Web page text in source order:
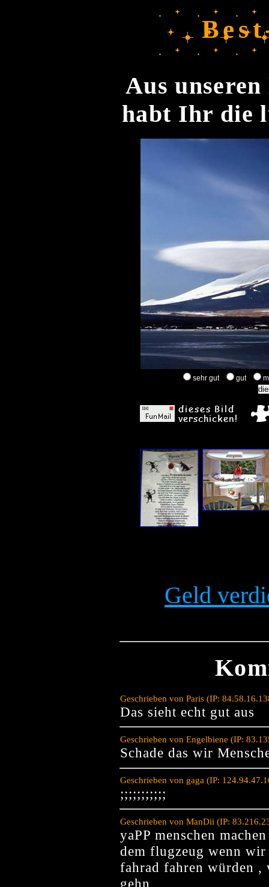
Aus
habt Ihr die
sehr gut gut
Geld
Geschrieben von Paris (IP:
Das sieht echt gut aus
Geschrieben von Engelbiene (IP:
Schade das wir
Geschrieben von gaga (IP:
;;;;;;;;;;;
Geschrieben von ManDii (IP:
yaPP menschen
dem flugzeug wenn
fahrad fahren würden ,
gehn